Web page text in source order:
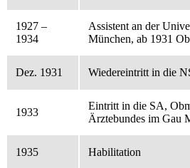
1927 –
1934
Assistent an der
München, ab 1931
Dez. 1931 Wiedereintritt in die
1933
Eintritt in die SA,
Ärztebundes im Gau
1935 Habilitation